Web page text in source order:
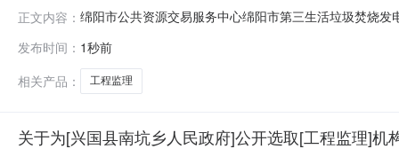
正文内容： 绵阳市公共资源交易服务中心绵阳市第三生活垃圾焚烧
（元）2600000.000000项目分类市政招标项目概况主要
2026-09-0
发布时间： 1秒前
相关产品：
工程监理
关于为[兴国县南坑乡人民政府]公开选取[工程监理]机